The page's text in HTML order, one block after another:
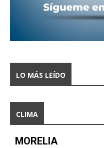
LO MÁS LEÍDO
CLIMA
MORELIA